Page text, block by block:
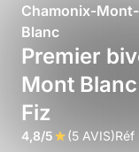
Chamonix-
Blanc
Premier
Mont
Fiz
4,8/5 (5 AVIS)Réf